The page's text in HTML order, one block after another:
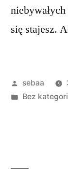
się stajesz.
Posted
by
sebaa
Posted
Bez